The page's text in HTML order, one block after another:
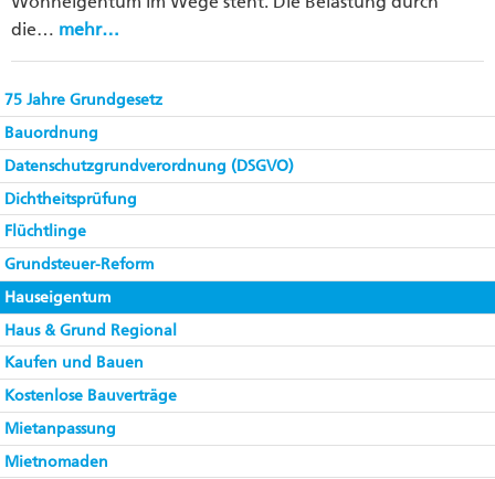
die… mehr…
75 Jahre Grundgesetz
Bauordnung
Datenschutzgrundverordnung (DSGVO)
Dichtheitsprüfung
Flüchtlinge
Grundsteuer-Reform
Hauseigentum
Haus & Grund Regional
Kaufen und Bauen
Kostenlose Bauverträge
Mietanpassung
Mietnomaden